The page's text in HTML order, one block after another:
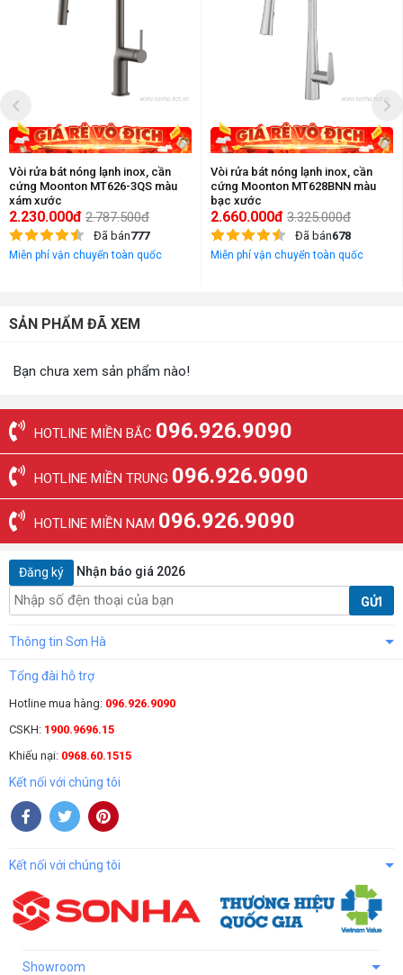
Vòi rửa bát nóng lạnh inox, cần
cứng Moonton MT626-3QS màu
xám xước
2.230.000đ 2.787.500đ
Đã bán777
Miễn phí vận chuyển toàn quốc
Vòi rửa bát nóng lạnh inox, cần
cứng Moonton MT628BNN màu
bạc xước
2.660.000đ 3.325.000đ
Đã bán678
Miễn phí vận chuyển toàn quốc
SẢN PHẨM ĐÃ XEM
Bạn chưa xem sản phẩm nào!
HOTLINE MIỀN BẮC 096.926.9090
HOTLINE MIỀN TRUNG 096.926.9090
HOTLINE MIỀN NAM 096.926.9090
Đăng ký Nhận báo giá 2026
GỬI
Thông tin Sơn Hà
Tổng đài hỗ trợ
Hotline mua hàng: 096.926.9090
CSKH: 1900.9696.15
Khiếu nại: 0968.60.1515
Kết nối với chúng tôi
Kết nối với chúng tôi
Showroom